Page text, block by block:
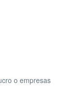
o empresas